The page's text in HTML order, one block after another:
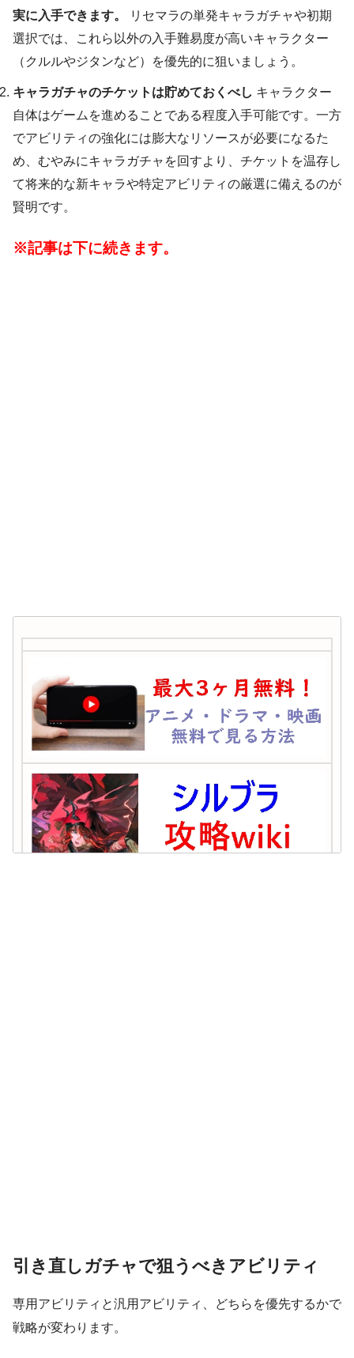
実に入手できます。
リセマラの単発キャラガチャや初期
選択では、これら以外の入手難易度が高いキャラクター
（クルルやジタンなど）を優先的に狙いましょう。
キャラガチャのチケットは貯めておくべし キャラクター
自体はゲームを進めることである程度入手可能です。一方
でアビリティの強化には膨大なリソースが必要になるた
め、むやみにキャラガチャを回すより、チケットを温存し
て将来的な新キャラや特定アビリティの厳選に備えるのが
賢明です。
※記事は下に続きます。
引き直しガチャで狙うべきアビリティ
専用アビリティと汎用アビリティ、どちらを優先するかで
戦略が変わります。